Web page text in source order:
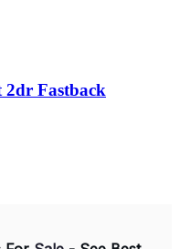
2dr Fastback